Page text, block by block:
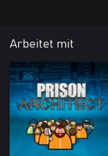
Arbeitet mit